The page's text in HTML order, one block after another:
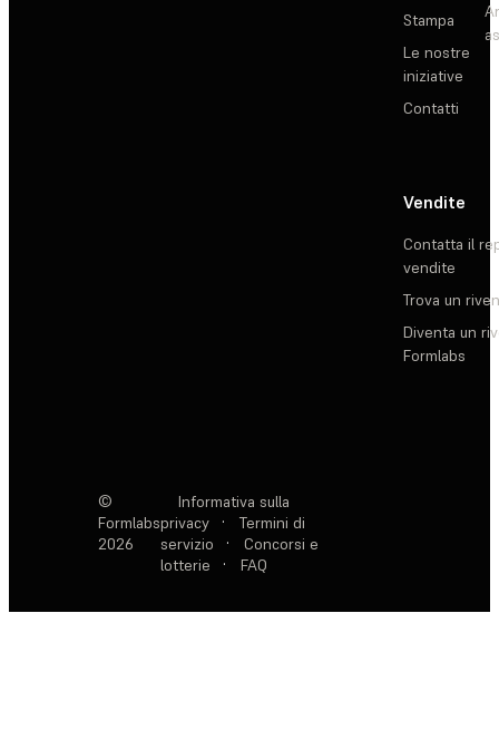
Stampa
Le nostre
iniziative
Contatti
Vendite
Contatta il
vendite
Trova un
Diventa un
Formlabs
©
Formlabs
2026
Informativa sulla
privacy
·
Termini di
servizio
·
Concorsi e
lotterie
· FAQ